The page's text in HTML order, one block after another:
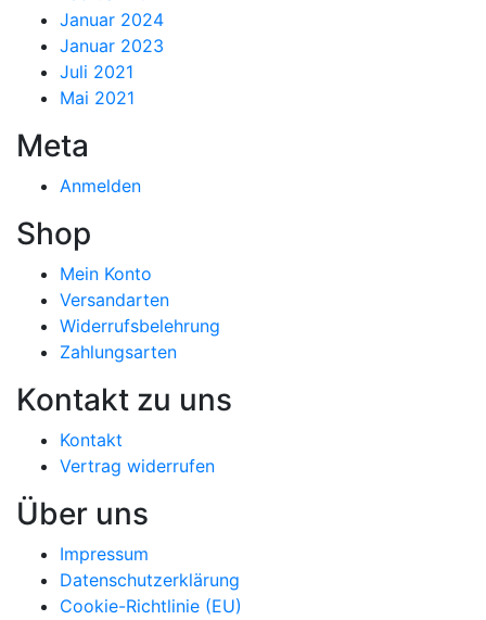
Januar 2024
Januar 2023
Juli 2021
Mai 2021
Meta
Anmelden
Shop
Mein Konto
Versandarten
Widerrufsbelehrung
Zahlungsarten
Kontakt zu uns
Kontakt
Vertrag widerrufen
Über uns
Impressum
Datenschutzerklärung
Cookie-Richtlinie (EU)